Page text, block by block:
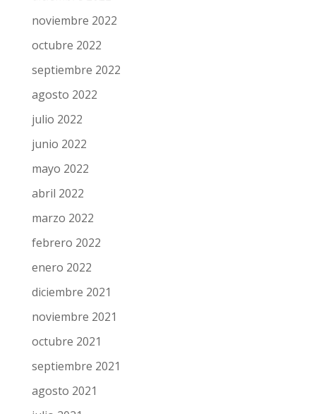
noviembre 2022
octubre 2022
septiembre 2022
agosto 2022
julio 2022
junio 2022
mayo 2022
abril 2022
marzo 2022
febrero 2022
enero 2022
diciembre 2021
noviembre 2021
octubre 2021
septiembre 2021
agosto 2021